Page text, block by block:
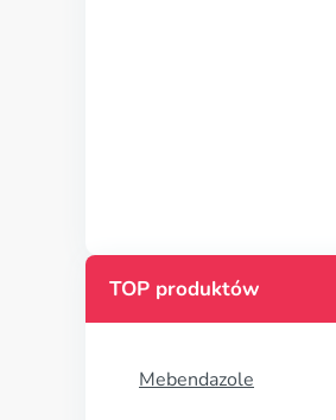
TOP produktów
Mebendazole